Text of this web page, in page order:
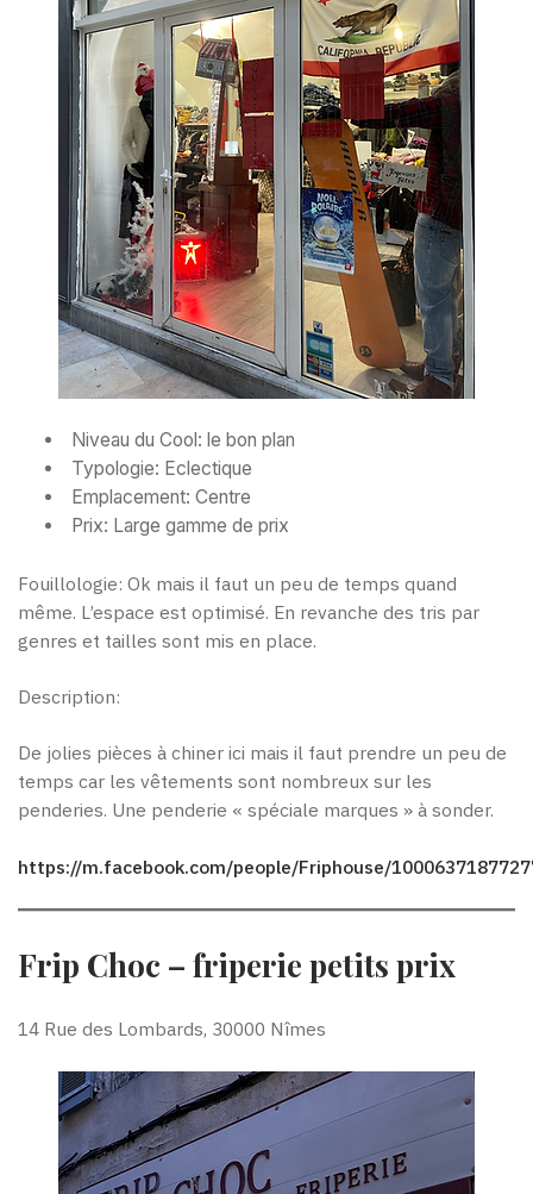
Niveau du Cool: le bon plan
Typologie: Eclectique
Emplacement: Centre
Prix: Large gamme de prix
Fouillologie: Ok mais il faut un peu de temps quand
même. L’espace est optimisé. En revanche des tris par
genres et tailles sont mis en place.
Description:
De jolies pièces à chiner ici mais il faut prendre un peu de
temps car les vêtements sont nombreux sur les
penderies. Une penderie « spéciale marques » à sonder.
https://m.facebook.com/people/Friphouse/
Frip Choc – friperie petits prix
14 Rue des Lombards, 30000 Nîmes